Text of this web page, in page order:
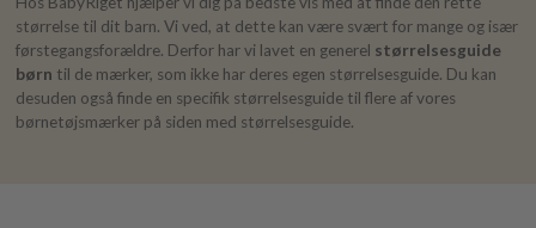
størrelse til dit barn. Vi ved, at dette kan være svært for mange og især
førstegangsforældre. Derfor har vi lavet en generel størrelsesguide
børn til de mærker, som ikke har deres egen størrelsesguide. Du kan
desuden også finde en specifik størrelsesguide til flere af vores
børnetøjsmærker på siden med størrelsesguide.